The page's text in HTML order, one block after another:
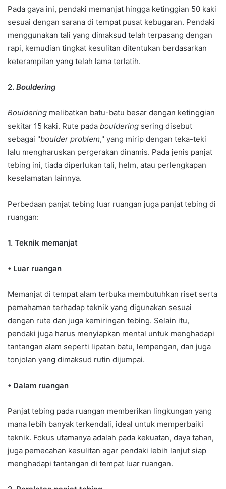
Pada gaya ini, pendaki memanjat hingga ketinggian 50 kaki
sesuai dengan sarana di tempat pusat kebugaran. Pendaki
menggunakan tali yang dimaksud telah terpasang dengan
rapi, kemudian tingkat kesulitan ditentukan berdasarkan
keterampilan yang telah lama terlatih.
2. Bouldering
Bouldering melibatkan batu-batu besar dengan ketinggian
sekitar 15 kaki. Rute pada bouldering sering disebut
sebagai "boulder problem," yang mirip dengan teka-teki
lalu mengharuskan pergerakan dinamis. Pada jenis panjat
tebing ini, tiada diperlukan tali, helm, atau perlengkapan
keselamatan lainnya.
Perbedaan panjat tebing luar ruangan juga panjat tebing di
ruangan:
1. Teknik memanjat
• Luar ruangan
Memanjat di tempat alam terbuka membutuhkan riset serta
pemahaman terhadap teknik yang digunakan sesuai
dengan rute dan juga kemiringan tebing. Selain itu,
pendaki juga harus menyiapkan mental untuk menghadapi
tantangan alam seperti lipatan batu, lempengan, dan juga
tonjolan yang dimaksud rutin dijumpai.
• Dalam ruangan
Panjat tebing pada ruangan memberikan lingkungan yang
mana lebih banyak terkendali, ideal untuk memperbaiki
teknik. Fokus utamanya adalah pada kekuatan, daya tahan,
juga pemecahan kesulitan agar pendaki lebih lanjut siap
menghadapi tantangan di tempat luar ruangan.